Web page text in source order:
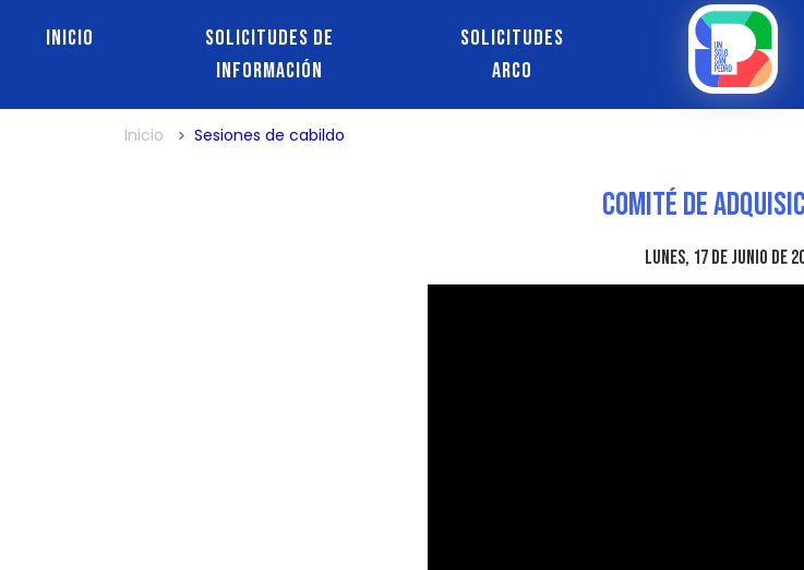
Inicio
Solicitudes de
información
Solicitudes
ARCO
Inicio Sesiones de cabildo
Comité de
lunes, 17 de junio de